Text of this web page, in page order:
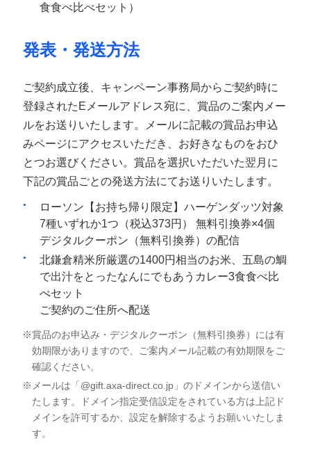
食食べ比べセット）
発表・発送方法
ご契約成立後、キャンペーン事務局からご契約時に
登録されたEメールアドレス宛に、賞品のご案内メー
ルをお送りいたします。メールに記載の賞品お申込
みページにアクセスいただき、お好きなものをおひ
とつお選びください。賞品を選択いただいた翌月に
下記の賞品ごとの発送方法にてお送りいたします。
ローソン【お持ち帰り限定】ハーゲンダッツ対象
7種いずれか1つ（税込373円） 無料引換券×4個
デジタルクーポン（無料引換券）の配信
北鎌倉精米所厳選の1400円相当のお米、五島の鯛
で出汁をとったなんにでもあうカレー3食食べ比
べセット
ご契約のご住所へ配送
賞品のお申込み・デジタルクーポン（無料引換券）には有
効期限がありますので、ご案内メール記載の有効期限をご
確認ください。
メールは「@gift.axa-direct.co.jp」のドメインから送信い
たします。ドメイン指定受信設定をされている方は上記ド
メインを許可するか、設定を解除するようお願いいたしま
す。